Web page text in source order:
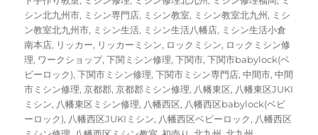
シン北九州市, ミシン専門店, ミシン教室, ミシン教室北九州 , ミシ
ン教室北九州市, ミシン生活, ミシン生活八幡店, ミシン生活小倉
南本店, リッカー, リッカーミシン, ロックミシン, ロックミシン修
理, ワークショップ,下関ミシン修理,下関市,下関市babylock(ベ
ビーロック),下関市ミシン修理,下関市ミシン専門店,中間市,中間
市ミシン修理,京都郡,京都郡ミシン修理, 八幡東区, 八幡東区JUKI
ミシン, 八幡東区ミシン修理, 八幡西区, 八幡西区babylock(ベビ
ーロック), 八幡西区JUKIミシン, 八幡西区ベビーロック, 八幡西区